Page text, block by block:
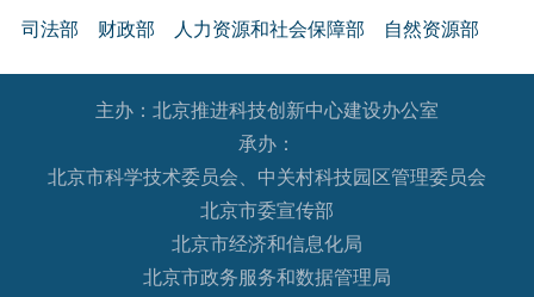
司法部 财政部 人力资源和社会保障部 自然资源部
生态环境部 住房和城乡建设部 交通运输部 水利部
农业农村部 商务部 文化和旅游部
退役军人事务部
国家语言文字工作委员会
国家航天局 国家原子能机构
国家核安全局
主办：北京推进科技创新中心建设办公室
承办：
北京市科学技术委员会、中关村科技园区管理委员会
北京市委宣传部
北京市经济和信息化局
北京市政务服务和数据管理局